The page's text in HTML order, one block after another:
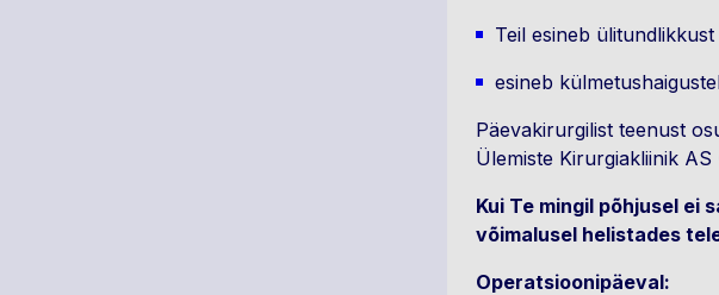
Teil esineb ülitundlikkust
esineb
Päevakirurgilist teenust
Ülemiste Kirurgiakliinik
Kui Te mingil põhjusel ei
võimalusel helistades
Operatsioonipäeval: